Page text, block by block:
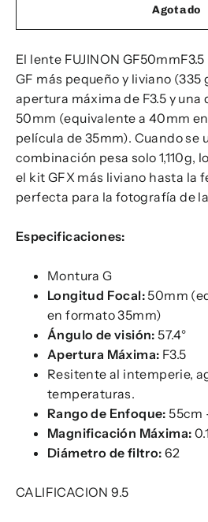
Agotado
El lente FUJINON
GF más pequeño y liviano (335
apertura máxima de F3.5 y
50mm (equivalente a 40mm
película de 35mm). Cuando se
combinación pesa solo 1,110g,
el kit GFX más liviano hasta la
perfecta para la fotografía de
Especificaciones:
Montura G
Longitud Focal:50mm
en formato 35mm)
Ángulo de visión:57.4°
Apertura Máxima: F3.5
Resitente al intemperie,
temperaturas.
Rango de Enfoque:55cm
Magnificación Máxima:
Diámetro de filtro: 62
CALIFICACION 9.5